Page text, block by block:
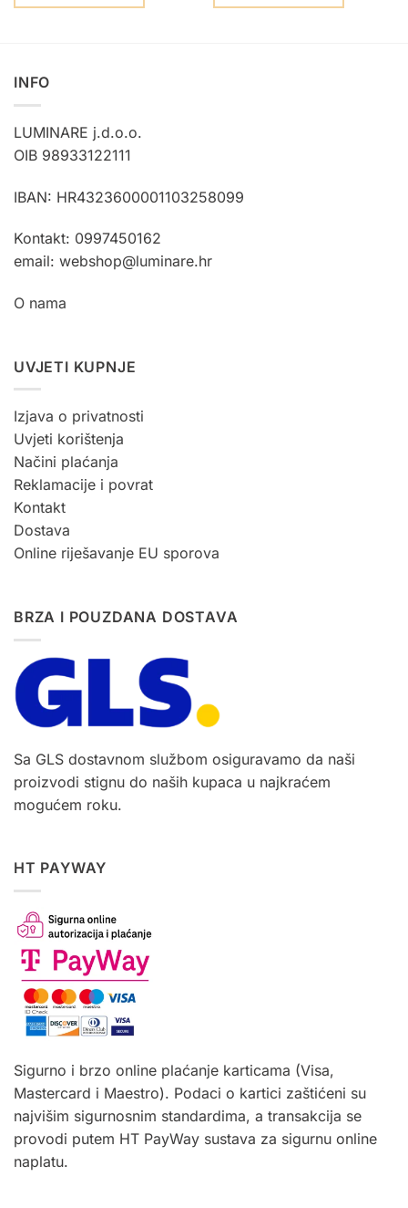
INFO
LUMINARE j.d.o.o.
OIB 98933122111
IBAN: HR4323600001103258099
Kontakt: 0997450162
email: webshop@luminare.hr
O nama
UVJETI KUPNJE
Izjava o privatnosti
Uvjeti korištenja
Načini plaćanja
Reklamacije i povrat
Kontakt
Dostava
Online riješavanje EU sporova
BRZA I POUZDANA DOSTAVA
Sa GLS dostavnom službom osiguravamo da naši
proizvodi stignu do naših kupaca u najkraćem
mogućem roku.
HT PAYWAY
Sigurno i brzo online plaćanje karticama (Visa,
Mastercard i Maestro). Podaci o kartici zaštićeni su
najvišim sigurnosnim standardima, a transakcija se
provodi putem HT PayWay sustava za sigurnu online
naplatu.